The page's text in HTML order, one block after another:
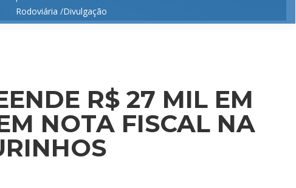
Rodoviária /Divulgação
R$ 27 MIL EM
NOTA FISCAL NA